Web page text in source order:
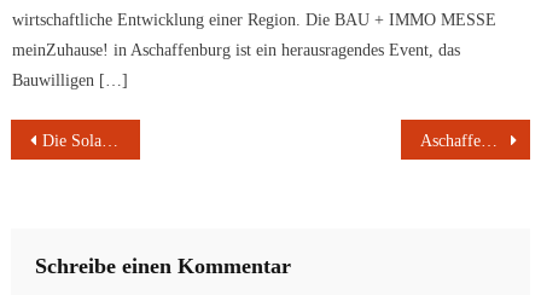
wirtschaftliche Entwicklung einer Region. Die BAU + IMMO MESSE
meinZuhause! in Aschaffenburg ist ein herausragendes Event, das
Bauwilligen […]
Beitragsnavigation
Die Solarinsel Aschaffenburger Stadtgeschichte jetzt als App auf dem Smartphone
Schreibe einen Kommentar